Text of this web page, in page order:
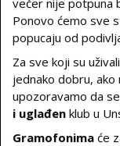
večer nije potpuna
Ponovo ćemo sve
popucaju od
Za sve koji su
jednako dobru,
upozoravamo da
i uglađen klub u
Gramofonima će